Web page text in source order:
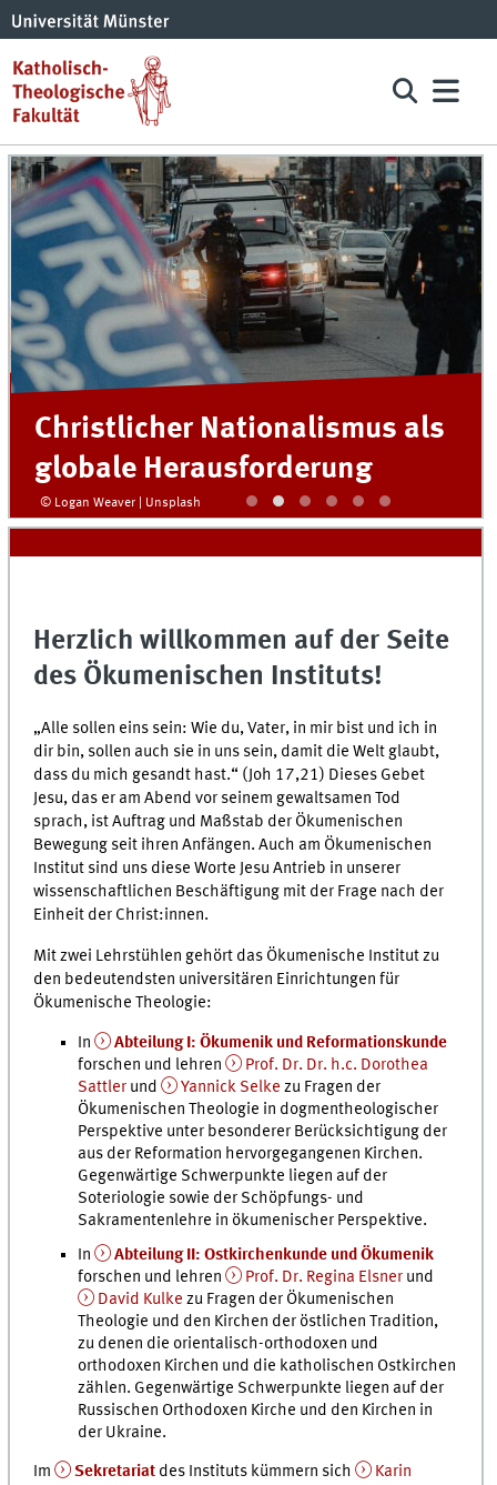
Christlicher Nationalismus als
globale Herausforderung
© Logan Weaver | Unsplash
Herzlich willkommen auf der Seite
des Ökumenischen Instituts!
„Alle sollen eins sein: Wie du, Vater, in mir bist und ich in
dir bin, sollen auch sie in uns sein, damit die Welt glaubt,
dass du mich gesandt hast.“ (Joh 17,21) Dieses Gebet
Jesu, das er am Abend vor seinem gewaltsamen Tod
sprach, ist Auftrag und Maßstab der Ökumenischen
Bewegung seit ihren Anfängen. Auch am Ökumenischen
Institut sind uns diese Worte Jesu Antrieb in unserer
wissenschaftlichen Beschäftigung mit der Frage nach der
Einheit der Christ:innen.
Mit zwei Lehrstühlen gehört das Ökumenische Institut zu
den bedeutendsten universitären Einrichtungen für
Ökumenische Theologie:
In
Abteilung I: Ökumenik und Reformationskunde
forschen und lehren
Prof. Dr. Dr. h.c. Dorothea
Sattler und Yannick Selke zu Fragen der
Ökumenischen Theologie in dogmentheologischer
Perspektive unter besonderer Berücksichtigung der
aus der Reformation hervorgegangenen Kirchen.
Gegenwärtige Schwerpunkte liegen auf der
Soteriologie sowie der Schöpfungs- und
Sakramentenlehre in ökumenischer Perspektive.
In
Abteilung II: Ostkirchenkunde und Ökumenik
forschen und lehren
Prof. Dr. Regina Elsner und
David Kulke zu Fragen der Ökumenischen
Theologie und den Kirchen der östlichen Tradition,
zu denen die orientalisch-orthodoxen und
orthodoxen Kirchen und die katholischen Ostkirchen
zählen. Gegenwärtige Schwerpunkte liegen auf der
Russischen Orthodoxen Kirche und den Kirchen in
der Ukraine.
Im Sekretariat des Instituts kümmern sich
Karin